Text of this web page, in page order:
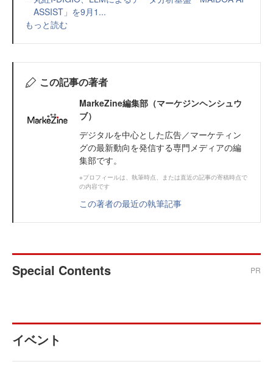
ASSIST」を9月1...
もっと読む
この記事の著者
MarkeZine編集部（マーケジンヘンシュウ
ブ）
デジタルを中心とした広告／マーケティン
グの最新動向を発信する専門メディアの編
集部です。
※プロフィールは、執筆時点、または直近の記事の寄稿時点で
の内容です
この著者の最近の執筆記事
Special Contents PR
イベント